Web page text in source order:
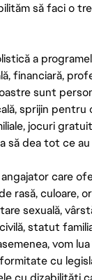
să faci o
a
financiară,
sunt
sprijin
jocuri
să dea tot ce au
care
rasă, culoare,
sexuală,
statut
vom
cu